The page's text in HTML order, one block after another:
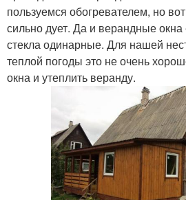
пользуемся обогревателем, но
сильно дует. Да и верандные
стекла одинарные. Для нашей
теплой погоды это не очень
окна и утеплить веранду.